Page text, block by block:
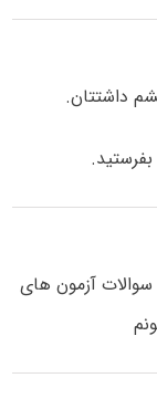
داشتتان.
آزمون های